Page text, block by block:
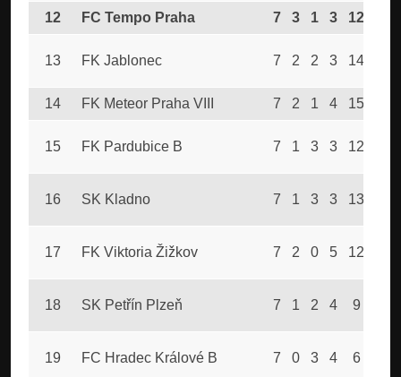
12 FC Tempo Praha 7 3 1 3 12
13 FK Jablonec 7 2 2 3 14
14 FK Meteor Praha VIII 7 2 1 4 15
15 FK Pardubice B 7 1 3 3 12
16 SK Kladno 7 1 3 3 13
17 FK Viktoria Žižkov 7 2 0 5 12
18 SK Petřín Plzeň 7 1 2 4 9
19 FC Hradec Králové B 7 0 3 4 6